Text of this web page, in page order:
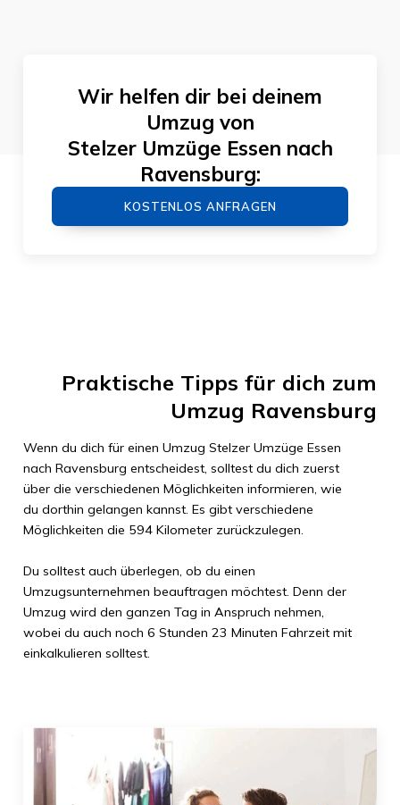
Wir helfen dir bei deinem
Umzug von
Stelzer Umzüge Essen nach
Ravensburg:
KOSTENLOS ANFRAGEN
Praktische Tipps für dich zum
Umzug Ravensburg
Wenn du dich für einen Umzug Stelzer Umzüge Essen
nach Ravensburg entscheidest, solltest du dich zuerst
über die verschiedenen Möglichkeiten informieren, wie
du dorthin gelangen kannst. Es gibt verschiedene
Möglichkeiten die 594 Kilometerzurückzulegen.
Du solltest auch überlegen, ob du einen
Umzugsunternehmen beauftragen möchtest. Denn der
Umzug wird den ganzen Tag in Anspruch nehmen,
wobei du auch noch 6 Stunden 23 Minuten Fahrzeit mit
einkalkulieren solltest.